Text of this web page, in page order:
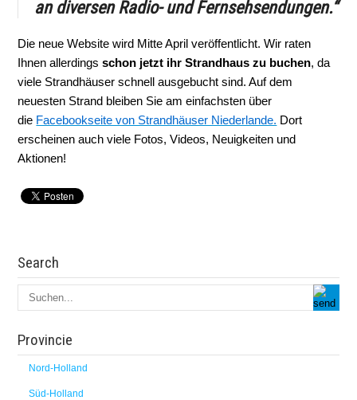
an diversen Radio- und Fernsehsendungen.“
Die neue Website wird Mitte April veröffentlicht. Wir raten
Ihnen allerdingsschon jetzt ihr Strandhaus zu buchen, da
viele Strandhäuser schnell ausgebucht sind. Auf dem
neuesten Strand bleiben Sie am einfachsten über
die Facebookseite von Strandhäuser Niederlande. Dort
erscheinen auch viele Fotos, Videos, Neuigkeiten und
Aktionen!
Search
Provincie
Nord-Holland
Süd-Holland